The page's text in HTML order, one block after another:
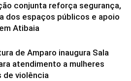
conjunta reforça segurança,
dos espaços públicos e apoio
Atibaia
de Amparo inaugura Sala
atendimento a mulheres
de violência